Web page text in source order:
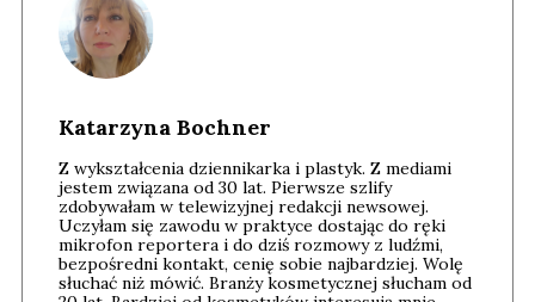
Katarzyna Bochner
Z wykształcenia dziennikarka i plastyk. Z mediami
jestem związana od 30 lat. Pierwsze szlify
zdobywałam w telewizyjnej redakcji newsowej.
Uczyłam się zawodu w praktyce dostając do ręki
mikrofon reportera i do dziś rozmowy z ludźmi,
bezpośredni kontakt, cenię sobie najbardziej. Wolę
słuchać niż mówić. Branży kosmetycznej słucham od